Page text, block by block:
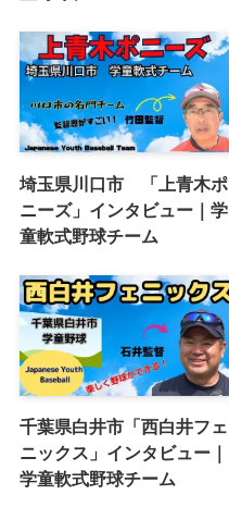
埼玉県川口市 「上青木ポ
ニーズ」インタビュー｜学
童軟式野球チーム
千葉県白井市「西白井フェ
ニックス」インタビュー｜
学童軟式野球チーム